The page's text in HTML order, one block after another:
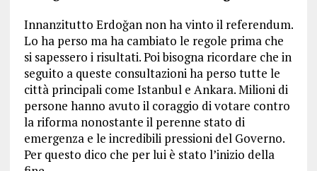
Innanzitutto Erdoğan non ha vinto il referendum.
Lo ha perso ma ha cambiato le regole prima che
si sapessero i risultati. Poi bisogna ricordare che in
seguito a queste consultazioni ha perso tutte le
città principali come Istanbul e Ankara. Milioni di
persone hanno avuto il coraggio di votare contro
la riforma nonostante il perenne stato di
emergenza e le incredibili pressioni del Governo.
Per questo dico che per lui è stato l’inizio della